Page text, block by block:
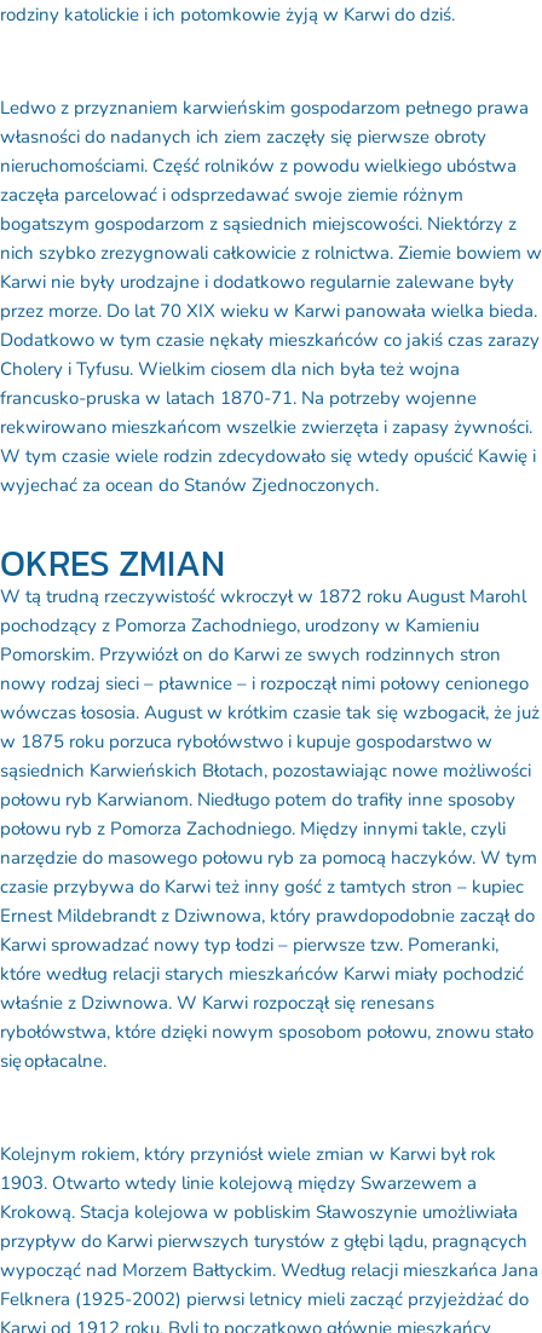
rodziny katolickie i ich potomkowie żyją w Karwi do dziś.
Ledwo z przyznaniem karwieńskim gospodarzom pełnego prawa
własności do nadanych ich ziem zaczęły się pierwsze obroty
nieruchomościami. Część rolników z powodu wielkiego ubóstwa
zaczęła parcelować i odsprzedawać swoje ziemie różnym
bogatszym gospodarzom z sąsiednich miejscowości. Niektórzy z
nich szybko zrezygnowali całkowicie z rolnictwa. Ziemie bowiem w
Karwi nie były urodzajne i dodatkowo regularnie zalewane były
przez morze. Do lat 70 XIX wieku w Karwi panowała wielka bieda.
Dodatkowo w tym czasie nękały mieszkańców co jakiś czas zarazy
Cholery i Tyfusu. Wielkim ciosem dla nich była też wojna
francusko-pruska w latach 1870-71. Na potrzeby wojenne
rekwirowano mieszkańcom wszelkie zwierzęta i zapasy żywności.
W tym czasie wiele rodzin zdecydowało się wtedy opuścić Kawię i
wyjechać za ocean do Stanów Zjednoczonych.
OKRES ZMIAN
W tą trudną rzeczywistość wkroczył w 1872 roku August Marohl
pochodzący z Pomorza Zachodniego, urodzony w Kamieniu
Pomorskim. Przywiózł on do Karwi ze swych rodzinnych stron
nowy rodzaj sieci – pławnice – i rozpoczął nimi połowy cenionego
wówczas łososia. August w krótkim czasie tak się wzbogacił, że już
w 1875 roku porzuca rybołówstwo i kupuje gospodarstwo w
sąsiednich Karwieńskich Błotach, pozostawiając nowe możliwości
połowu ryb Karwianom. Niedługo potem do trafiły inne sposoby
połowu ryb z Pomorza Zachodniego. Między innymi takle, czyli
narzędzie do masowego połowu ryb za pomocą haczyków. W tym
czasie przybywa do Karwi też inny gość z tamtych stron – kupiec
Ernest Mildebrandt z Dziwnowa, który prawdopodobnie zaczął do
Karwi sprowadzać nowy typ łodzi – pierwsze tzw. Pomeranki,
które według relacji starych mieszkańców Karwi miały pochodzić
właśnie z Dziwnowa. W Karwi rozpoczął się renesans
rybołówstwa, które dzięki nowym sposobom połowu, znowu stało
się opłacalne.
Kolejnym rokiem, który przyniósł wiele zmian w Karwi był rok
1903. Otwarto wtedy linie kolejową między Swarzewem a
Krokową. Stacja kolejowa w pobliskim Sławoszynie umożliwiała
przypływ do Karwi pierwszych turystów z głębi lądu, pragnących
wypocząć nad Morzem Bałtyckim. Według relacji mieszkańca Jana
Felknera (1925-2002) pierwsi letnicy mieli zacząć przyjeżdżać do
Karwi od 1912 roku. Byli to początkowo głównie mieszkańcy